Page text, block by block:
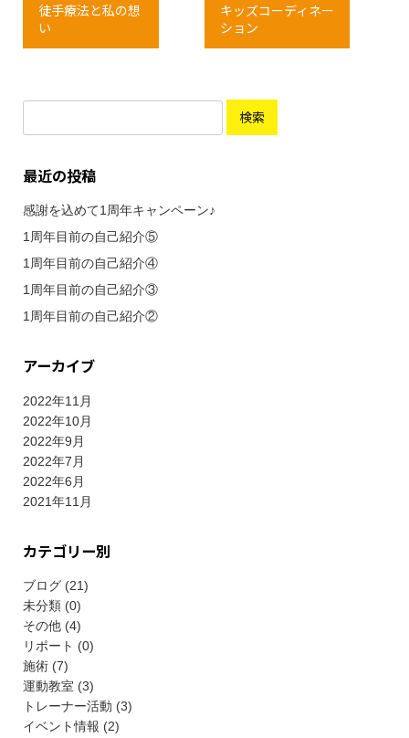
徒手療法と私の想
い
キッズコーディネー
ション
検
最近の投稿
感謝を込めて1周年キャンペーン♪
1周年目前の自己紹介⑤
1周年目前の自己紹介④
1周年目前の自己紹介③
1周年目前の自己紹介②
アーカイブ
2022年11月
2022年10月
2022年9月
2022年7月
2022年6月
2021年11月
カテゴリー別
ブログ (21)
未分類 (0)
その他 (4)
リポート (0)
施術 (7)
運動教室 (3)
トレーナー活動 (3)
イベント情報 (2)